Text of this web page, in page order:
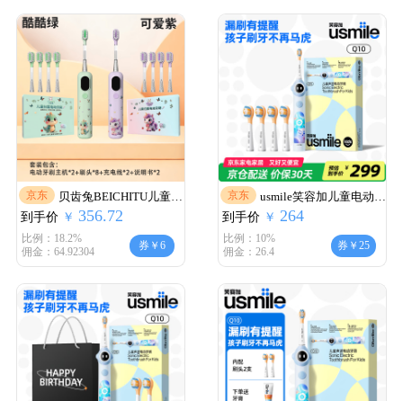
+可爱紫+8刷头【卡通
京东
贝齿兔BEICHITU儿童电
动牙刷青少年3-6-8-12岁
以上初高中学生语音漏
刷提醒软毛自动智能扫
+可爱紫【扫振语音款】
+8支软毛刷头
到手价 ￥ 356.72
比例：18.2%
佣金：64.92304
券￥6
京东
usmile笑容加儿童电动牙
刷Q10智能防蛀小圆屏声
波震动牙刷3-6-12岁宝宝
生日礼物六一儿童节礼
刷头实惠款】Q10天际蓝
到手价 ￥ 264
比例：10%
佣金：26.4
券￥25